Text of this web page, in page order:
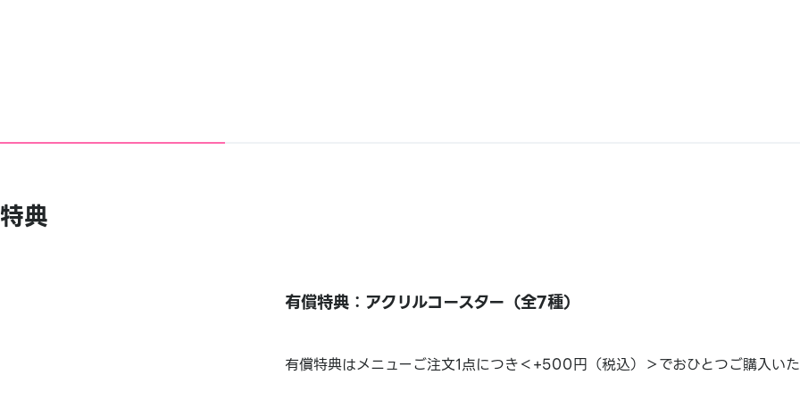
特典
有償特典：アクリルコースター（全7種）
有償特典はメニューご注文1点につき＜+500円（税込）＞でおひとつご購入いた